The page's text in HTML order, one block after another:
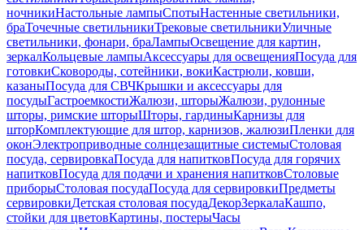
ночникиНастольные лампыСпотыНастенные светильники,
браТочечные светильникиТрековые светильникиУличные
светильники, фонари, браЛампыОсвещение для картин,
зеркалКольцевые лампыАксессуары для освещенияПосуда для
готовкиСковороды, сотейники, вокиКастрюли, ковши,
казаныПосуда для СВЧКрышки и аксессуары для
посудыГастроемкостиЖалюзи, шторыЖалюзи, рулонные
шторы, римские шторыШторы, гардиныКарнизы для
шторКомплектующие для штор, карнизов, жалюзиПленки для
оконЭлектроприводные солнцезащитные системыСтоловая
посуда, сервировкаПосуда для напитковПосуда для горячих
напитковПосуда для подачи и хранения напитковСтоловые
приборыСтоловая посудаПосуда для сервировкиПредметы
сервировкиДетская столовая посудаДекорЗеркалаКашпо,
стойки для цветовКартины, постерыЧасы